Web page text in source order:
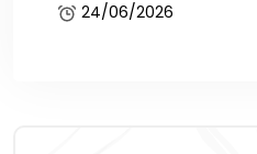
24/06/2026